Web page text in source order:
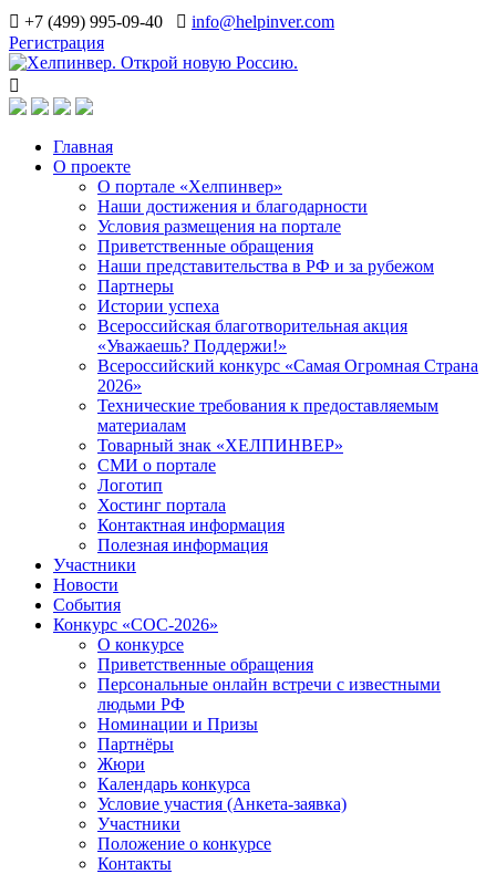
+7 (499) 995-09-40
info@helpinver.com
Регистрация
Главная
О проекте
О портале «Хелпинвер»
Наши достижения и благодарности
Условия размещения на портале
Приветственные обращения
Наши представительства в РФ и за рубежом
Партнеры
Истории успеха
Всероссийская благотворительная акция
«Уважаешь? Поддержи!»
Всероссийский конкурс «Самая Огромная Страна
2026»
Технические требования к предоставляемым
материалам
Товарный знак «ХЕЛПИНВЕР»
СМИ о портале
Логотип
Хостинг портала
Контактная информация
Полезная информация
Участники
Новости
События
Конкурс «СОС-2026»
О конкурсе
Приветственные обращения
Персональные онлайн встречи с известными
людьми РФ
Номинации и Призы
Партнёры
Жюри
Календарь конкурса
Условие участия (Анкета-заявка)
Участники
Положение о конкурсе
Контакты